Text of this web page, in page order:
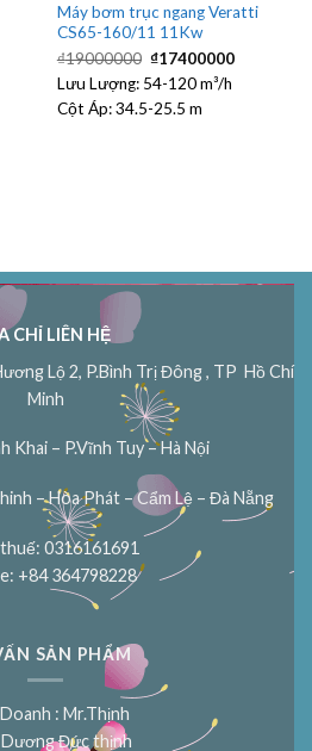
Máy bơm trục ngang Veratti
CS65-160/11 11Kw
₫19000000 Giá
gốc
là:
₫19000000.
₫17400000Giá
hiện
Lưu Lượng: 54-120 m³/h
Cột Áp:34.5-25.5 m
CHỈ LIÊN HỆ
Lộ 2, P.Bình Trị Đông , TP Hồ Chí
Minh
Khai – P.Vĩnh Tuy – Hà Nội
– Hòa Phát – Cẩm Lệ – Đà Nẵng
0316161691
+84 364798228
SẢN PHẨM
: Mr.Thịnh
Dương Đức thịnh